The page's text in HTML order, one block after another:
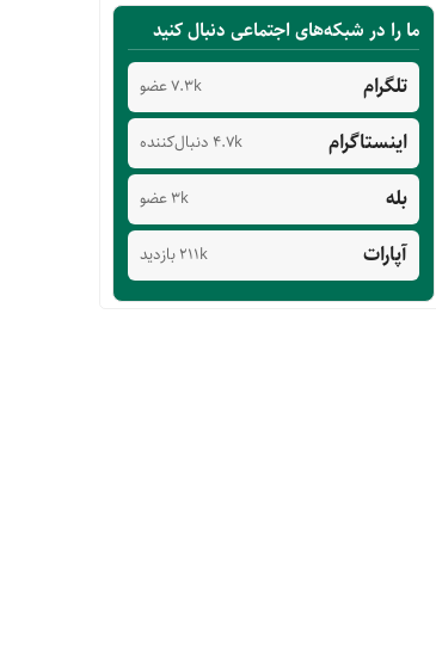
ما را در شبکه‌های اجتماعی دنبال کنید
تلگرام 7.3k عضو
اینستاگرام 4.7k دنبال‌کننده
بله 3k عضو
آپارات 211k بازدید